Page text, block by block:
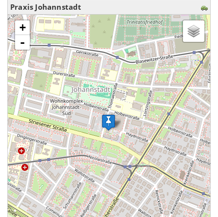
Praxis Johannstadt
Karte wird geladen - bitte warten...
+
-